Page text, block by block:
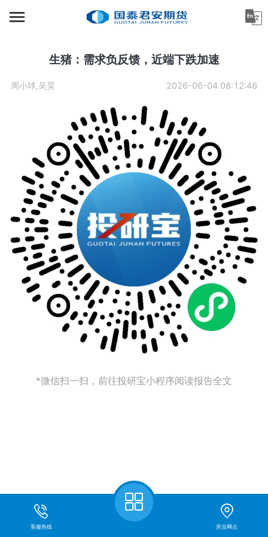
首页
资讯中心
机构金融
投资者教育
关于公司
生猪：需求负反馈，近端下跌加速
周小球,吴昊 2026-06-04 08:12:46
*微信扫一扫，前往投研宝小程序阅读报告全文
客服热线 营业网点